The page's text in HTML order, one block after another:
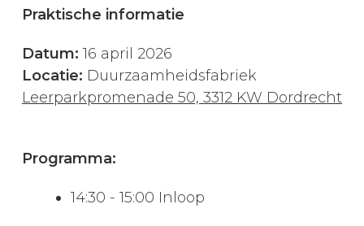
Praktische informatie
Datum: 16 april 2026
Locatie: Duurzaamheidsfabriek
Leerparkpromenade 50, 3312 KW Dordrecht
Programma:
14:30 - 15:00 Inloop